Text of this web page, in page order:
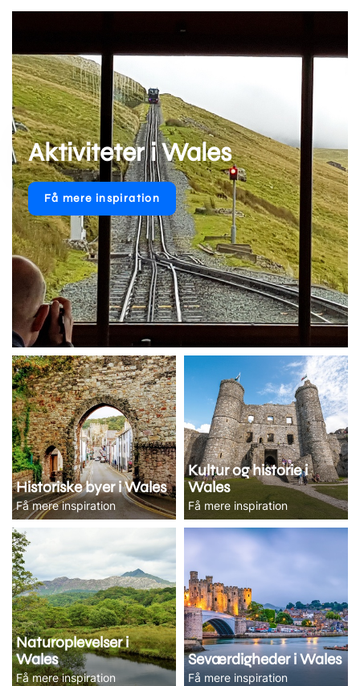
Aktiviteter i Wales
Få mere inspiration
Historiske byer i Wales
Få mere inspiration
Kultur og historie i
Wales
Få mere inspiration
Naturoplevelser i
Wales
Få mere inspiration
Seværdigheder i Wales
Få mere inspiration